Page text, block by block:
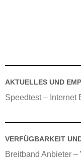
AKTUELLES UND
Speedtest – Internet
VERFÜGBARKEIT
Breitband Anbieter –